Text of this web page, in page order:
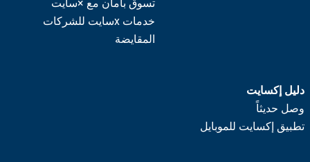
تسوق بآمان مع ×سايت
خدمات xسايت للشركات
المقايضة
دليل إكسايت
وصل حديثاً
تطبيق إكسايت للموبايل